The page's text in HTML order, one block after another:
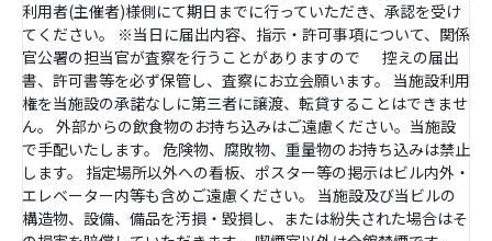
利用者(主催者)様側にて期日までに行っていただき、承認を受け
てください。 ※当日に届出内容、指示・許可事項について、関係
官公署の担当官が査察を行うことがありますので 控えの届出
書、許可書等を必ず保管し、査察にお立会願います。 当施設利用
権を当施設の承諾なしに第三者に譲渡、転貸することはできませ
ん。 外部からの飲食物のお持ち込みはご遠慮ください。当施設
で手配いたします。 危険物、腐敗物、重量物のお持ち込みは禁止
します。 指定場所以外への看板、ポスター等の掲示はビル内外・
エレベーター内等も含めご遠慮ください。 当施設及び当ビルの
構造物、設備、備品を汚損・毀損し、または紛失された場合はそ